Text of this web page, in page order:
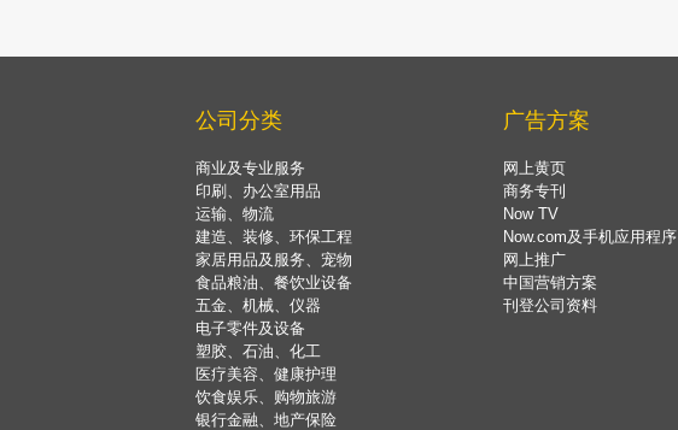
公司分类
商业及专业服务
印刷、办公室用品
运输、物流
建造、装修、环保工程
家居用品及服务、宠物
食品粮油、餐饮业设备
五金、机械、仪器
电子零件及设备
塑胶、石油、化工
医疗美容、健康护理
饮食娱乐、购物旅游
银行金融、地产保险
广告方案
网上黄页
商务专刊
Now TV
Now.com及手机应用程序
网上推广
中国营销方案
刊登公司资料